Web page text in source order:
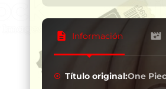
Información
Título original:One